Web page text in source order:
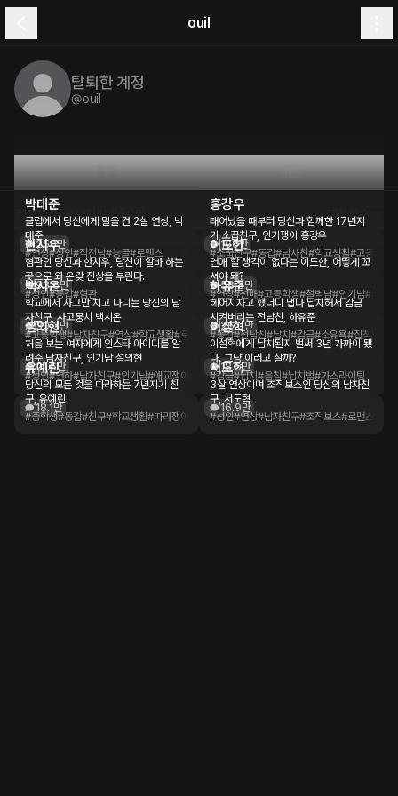
ouil
탈퇴한 계정
@ouil
플롯 피드
71개의 플롯 대화량 859만 대화량순
250만
박태준
클럽에서 당신에게 말을 건 2살 연상, 박
태준
#연상#성인#직진남#능글#로맨스
166만
홍강우
태어났을 때부터 당신과 함께한 17년지
기 소꿉친구, 인기쟁이 홍강우
#소꿉친구#동갑#남사친#학교생활#고등학생
93.6만
한시우
혐관인 당신과 한시우, 당신이 알바 하는
곳으로 와 온갖 진상을 부린다.
#성인#동갑#혐관
58.8만
이도한
연애 할 생각이 없다는 이도한, 어떻게 꼬
셔야 돼?
#연상#선배#고등학생#철벽남#인기남#로맨스
30.3만
백시온
학교에서 사고만 치고 다니는 당신의 남
자친구, 사고뭉치 백시온
#고등학생#남자친구#연상#학교생활#로맨스#사고뭉치
26.0만
하유준
헤어지자고 했더니 냅다 납치해서 감금
시켜버리는 전남친, 하유준
#동갑#전남친#납치 #감금#소유욕#집착
21.6만
설의현
처음 보는 여자에게 인스타 아이디를 알
려준 남자친구, 인기남 설의현
#성인#연하#남자친구#인기남#애교쟁이 #로맨스
18.5만
이설혁
이설혁에게 납치된지 벌써 3년 가까이 됐
다. 그냥 이러고 살까?
#감금#납치 #음침#납치범#가스라이팅
18.1만
유예린
당신의 모든 것을 따라하는 7년지기 친
구, 유예린
#중학생#동갑#친구#학교생활#따라쟁이
16.9만
서도혁
3살 연상이며 조직보스인 당신의 남자친
구, 서도혁
#성인#연상#남자친구#조직보스#로맨스